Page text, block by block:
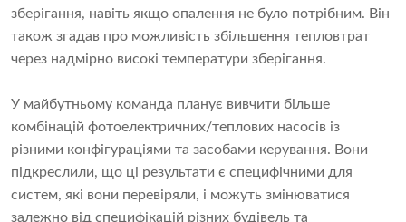
зберігання, навіть якщо опалення не було потрібним. Він
також згадав про можливість збільшення тепловтрат
через надмірно високі температури зберігання.
У майбутньому команда планує вивчити більше
комбінацій фотоелектричних/теплових насосів із
різними конфігураціями та засобами керування. Вони
підкреслили, що ці результати є специфічними для
систем, які вони перевіряли, і можуть змінюватися
залежно від специфікацій різних будівель та